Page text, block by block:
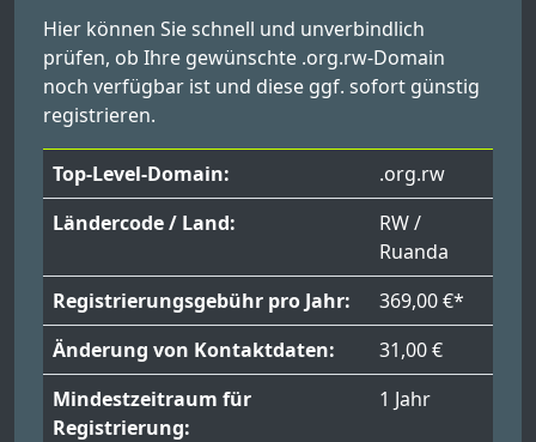
Hier können Sie schnell und unverbindlich
prüfen, ob Ihre gewünschte .org.rw-Domain
noch verfügbar ist und diese ggf. sofort günstig
registrieren.
Top-Level-Domain:
.org.rw
Ländercode / Land:
RW /
Ruanda
Registrierungsgebühr pro Jahr:
369,00 €*
Änderung von Kontaktdaten:
31,00 €
Mindestzeitraum für
Registrierung:
1 Jahr